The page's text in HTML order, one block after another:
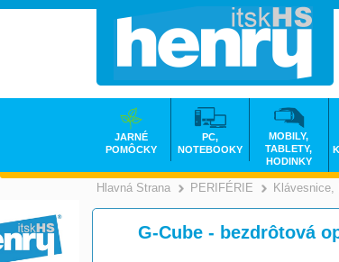
Hlavná Strana PERIFÉRIE
G-Cube - bezdrôtová
JARNÉ
POMÔCKY
PC,
NOTEBOOKY
MOBILY,
TABLETY,
HODINKY